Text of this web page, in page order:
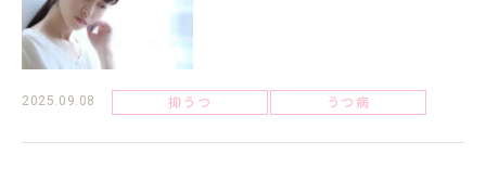
2025.09.08 抑うつ うつ病